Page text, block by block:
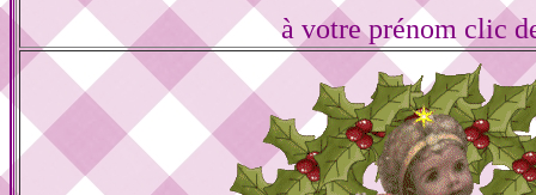
à votre prénom clic